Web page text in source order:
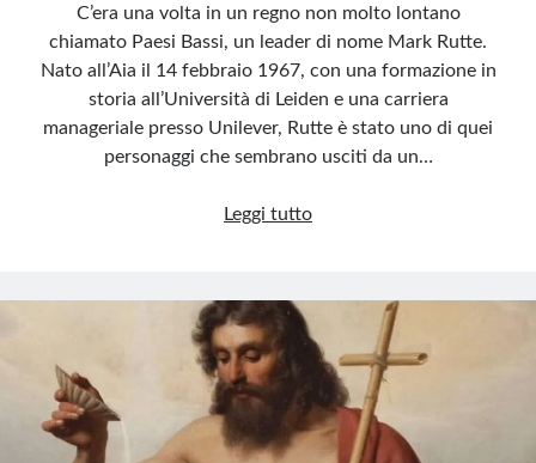
C’era una volta in un regno non molto lontano
chiamato Paesi Bassi, un leader di nome Mark Rutte.
Nato all’Aia il 14 febbraio 1967, con una formazione in
storia all’Università di Leiden e una carriera
manageriale presso Unilever, Rutte è stato uno di quei
personaggi che sembrano usciti da un…
Leggi tuttoMark
burattino
olandese
alla
guida
della
NATO